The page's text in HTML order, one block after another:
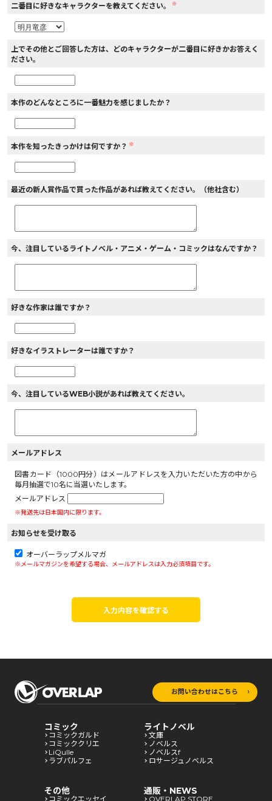
二番目に好きなキャラクターを教えてください。 ※
上でその他とご回答した方は、どのキャラクターが二番目に好きかお答えく
ださい。
本作のどんなところに一番魅力を感じましたか？
本作を知ったきっかけは何ですか？ ※
最近の新人賞作品で買った作品があれば教えてください。（他社含む）
今、注目しているライトノベル・アニメ・ゲーム・コミックはなんですか？
好きな作家は誰ですか？
好きなイラストレーターは誰ですか？
今、注目しているWEB小説があれば教えてください。
メールアドレス
図書カード（1000円分）はメールアドレスを入力いただいた方の中から
毎月抽選で10名に当選いたします。
メールアドレス
※発送先は日本国内に限ります。
お知らせを受け取る
オーバーラップメルマガ
※メールマガジンを希望する場合、メールアドレスは入力必須項目です。
入力内容を確認する
お問い合わせはこちら
コミック
コミックガルド
コミッククリエ
LiQulle
ラブパルフェ
ライトノベル
文庫
ノベルス
ノベルスf
ロサージュノベルス
その他
コミックエッセイ
通販・NEWS
OVERLAP STORE